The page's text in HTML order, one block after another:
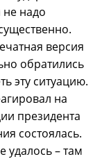
не надо
версия
обратились
эту ситуацию.
на
президента
состоялась.
удалось – там